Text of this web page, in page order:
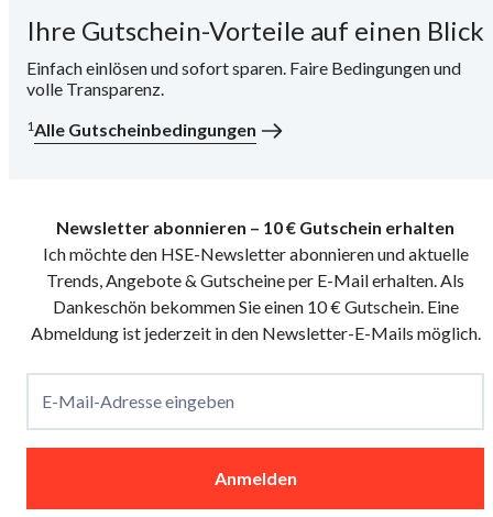
Ihre Gutschein-Vorteile auf einen Blick
Einfach einlösen und sofort sparen. Faire Bedingungen und
volle Transparenz.
1Alle Gutscheinbedingungen
Newsletter abonnieren – 10 € Gutschein erhalten
Ich möchte den HSE-Newsletter abonnieren und aktuelle
Trends, Angebote & Gutscheine per E-Mail erhalten. Als
Dankeschön bekommen Sie einen 10 € Gutschein. Eine
Abmeldung ist jederzeit in den Newsletter-E-Mails möglich.
E-Mail-Adresse eingeben
Anmelden